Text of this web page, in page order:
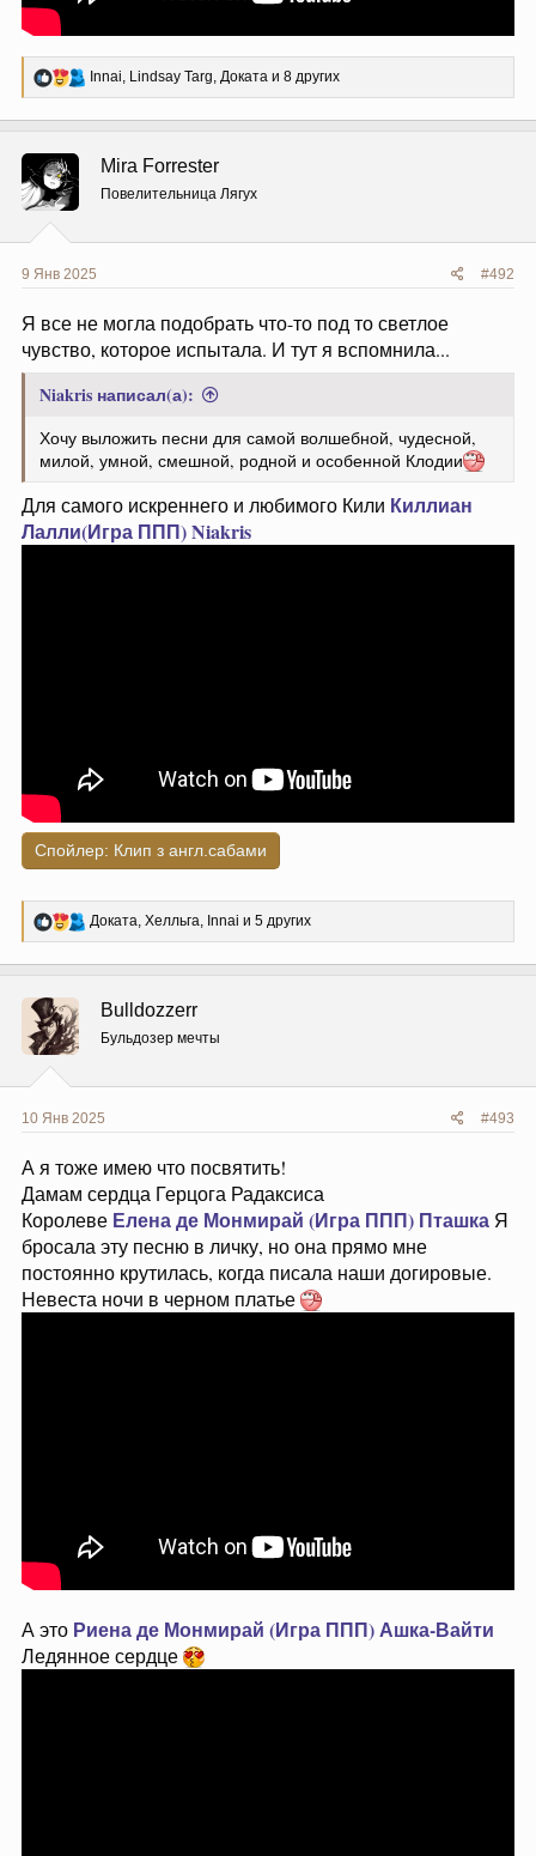
Р
е
Innai, Lindsay Targ, Доката и 8 других
Mira Forrester
Повелительница Лягух
9 Янв 2025 #492
Я все не могла подобрать что-то под то светлое
чувство, которое испытала. И тут я вспомнила...
Niakris написал(а):
Хочу выложить песни для самой волшебной, чудесной,
милой, умной, смешной, родной и особенной Клодии
Для самого искреннего и любимого Кили Киллиан
Лалли(Игра ППП)Niakris
Спойлер: Клип з англ.сабами
Р
е
Доката, Хелльга, Innai и 5 других
Bulldozzerr
Бульдозер мечты
10 Янв 2025 #493
А я тоже имею что посвятить!
Дамам сердца Герцога Радаксиса
Королеве Елена де Монмирай (Игра ППП) Пташка Я
бросала эту песню в личку, но она прямо мне
постоянно крутилась, когда писала наши догировые.
Невеста ночи в черном платье
А это Риена де Монмирай (Игра ППП)Ашка-Вайти
Ледянное сердце